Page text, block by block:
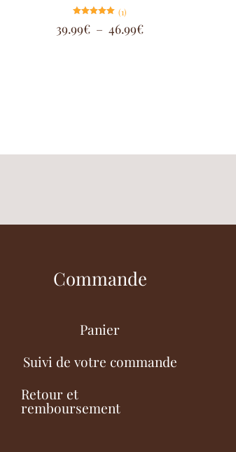
5.00
sur 5
(1)
39.99€ – 46.99€
Commande
Panier
Suivi de votre commande
Retour et
remboursement